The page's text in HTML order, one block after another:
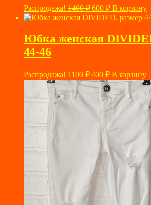
Распродажа! 1400₽ Первоначальная
цена
составляла
1400 ₽.
600 ₽Текущая
цена:
В корзину
Юбка женская
44-46
Распродажа! 1100₽ Первоначальная
цена
составляла
1100 ₽.
400 ₽Текущая
цена:
400 ₽.
В корзину